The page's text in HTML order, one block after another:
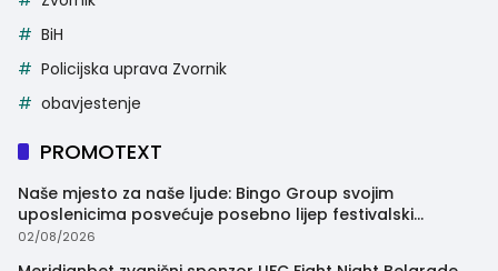
BiH
Policijska uprava Zvornik
obavjestenje
PROMOTEXT
Naše mjesto za naše ljude: Bingo Group svojim
uposlenicima posvećuje posebno lijep festivalski
trenutak
02/08/2026